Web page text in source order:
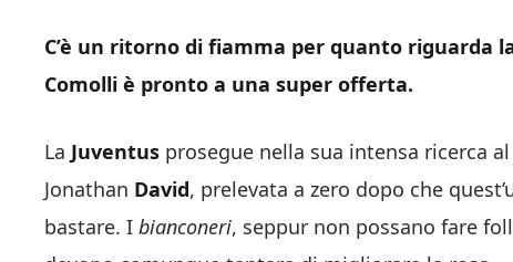
C’è un ritorno di fiamma per quanto riguarda
Comolli è pronto a una super offerta.
La Juventus prosegue nella sua intensa ricerca
Jonathan David, prelevata a zero dopo che
bastare. I bianconeri, seppur non possano fare